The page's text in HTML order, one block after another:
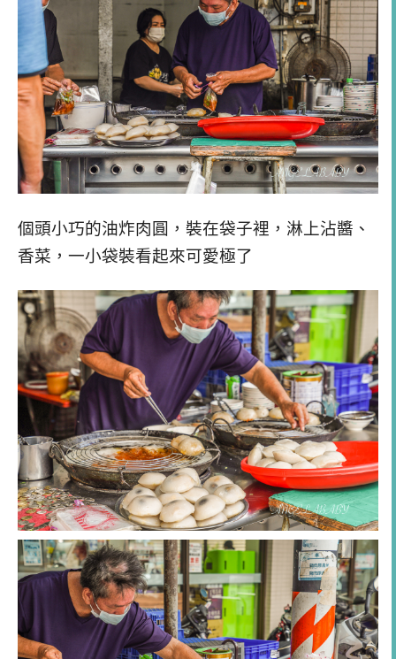
個頭小巧的油炸肉圓，裝在袋子裡，淋上沾醬、
香菜，一小袋裝看起來可愛極了